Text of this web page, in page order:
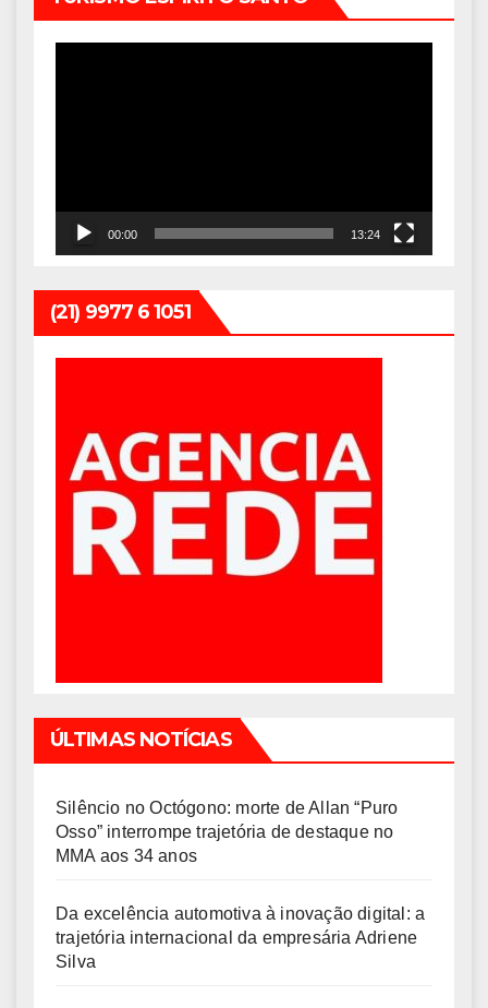
00:00 13:24
(21) 9977 6 1051
ÚLTIMAS NOTÍCIAS
Silêncio no Octógono: morte de Allan “Puro
Osso” interrompe trajetória de destaque no
MMA aos 34 anos
Da excelência automotiva à inovação digital: a
trajetória internacional da empresária Adriene
Silva